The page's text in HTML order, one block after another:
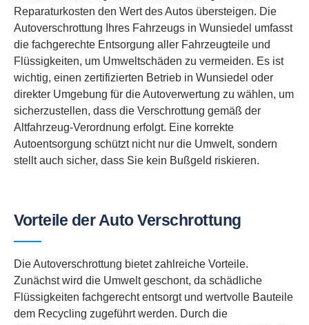
Reparaturkosten den Wert des Autos übersteigen. Die
Autoverschrottung Ihres Fahrzeugs in Wunsiedel umfasst
die fachgerechte Entsorgung aller Fahrzeugteile und
Flüssigkeiten, um Umweltschäden zu vermeiden. Es ist
wichtig, einen zertifizierten Betrieb in Wunsiedel oder
direkter Umgebung für die Autoverwertung zu wählen, um
sicherzustellen, dass die Verschrottung gemäß der
Altfahrzeug-Verordnung erfolgt. Eine korrekte
Autoentsorgung schützt nicht nur die Umwelt, sondern
stellt auch sicher, dass Sie kein Bußgeld riskieren.
Vorteile der Auto Verschrottung
Die Autoverschrottung bietet zahlreiche Vorteile.
Zunächst wird die Umwelt geschont, da schädliche
Flüssigkeiten fachgerecht entsorgt und wertvolle Bauteile
dem Recycling zugeführt werden. Durch die